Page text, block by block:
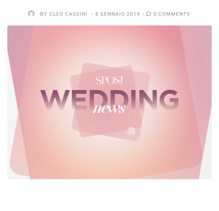
BY CLEO CASSINI 8 GENNAIO 2019 0 COMMENTS